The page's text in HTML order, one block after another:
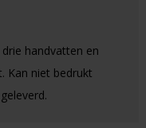
handvatten en
Kan niet bedrukt